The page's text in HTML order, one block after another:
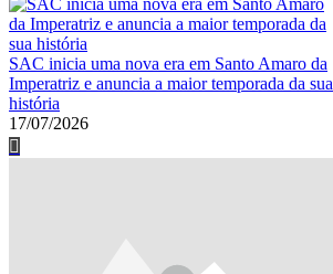
SAC inicia uma nova era em Santo Amaro da
Imperatriz e anuncia a maior temporada da sua
história
17/07/2026